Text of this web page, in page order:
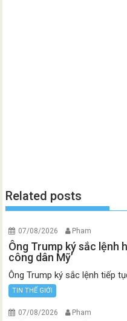
Related posts
07/08/2026 Pham
Ông Trump ký sắc lệnh
công dân Mỹ’
Ông Trump ký sắc lệnh tiếp
TIN THẾ GIỚI
07/08/2026 Pham